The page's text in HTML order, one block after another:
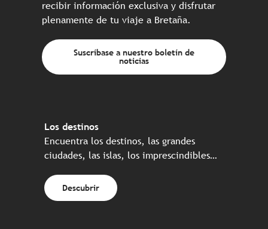
recibir información exclusiva y disfrutar
plenamente de tu viaje a Bretaña.
Suscríbase a nuestro boletín de
noticias
Los destinos
Encuentra los destinos, las grandes
ciudades, las islas, los imprescindibles…
Descubrir